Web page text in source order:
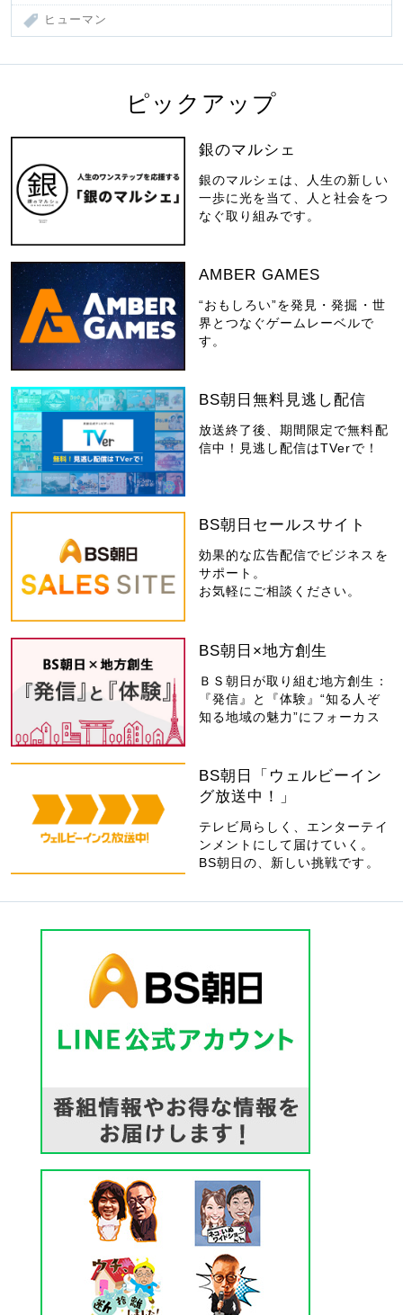
ヒューマン
ピックアップ
銀のマルシェ
銀のマルシェは、人生の新しい
一歩に光を当て、人と社会をつ
なぐ取り組みです。
AMBER GAMES
“おもしろい”を発見・発掘・世
界とつなぐゲームレーベルで
す。
BS朝日無料見逃し配信
放送終了後、期間限定で無料配
信中！見逃し配信はTVerで！
BS朝日セールスサイト
効果的な広告配信でビジネスを
サポート。
お気軽にご相談ください。
BS朝日×地方創生
ＢＳ朝日が取り組む地方創生：
『発信』と『体験』“知る人ぞ
知る地域の魅力”にフォーカス
BS朝日「ウェルビーイン
グ放送中！」
テレビ局らしく、エンターテイ
ンメントにして届けていく。
BS朝日の、新しい挑戦です。